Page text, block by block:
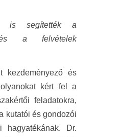
is segítették a
és a felvételek
kezdeményező és
kért fel a
feladatokra,
kutatói és gondozói
hagyatékának. Dr.